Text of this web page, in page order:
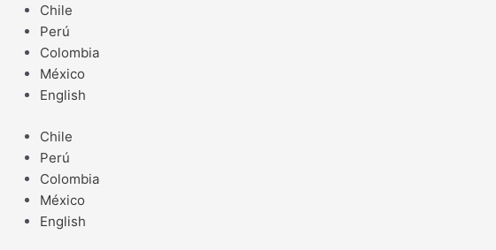
contenido
Chile
Perú
Colombia
México
English
Chile
Perú
Colombia
México
English